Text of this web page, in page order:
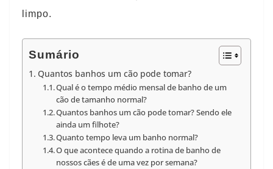
limpo.
Sumário
Quantos banhos um cão pode tomar?
Qual é o tempo médio mensal de banho de um
cão de tamanho normal?
Quantos banhos um cão pode tomar? Sendo ele
ainda um filhote?
Quanto tempo leva um banho normal?
O que acontece quando a rotina de banho de
nossos cães é de uma vez por semana?